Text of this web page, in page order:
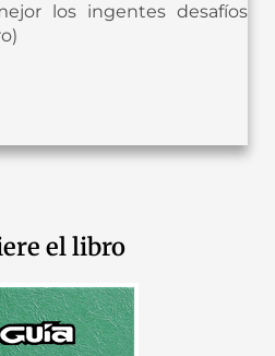
los ingentes desafíos
el libro